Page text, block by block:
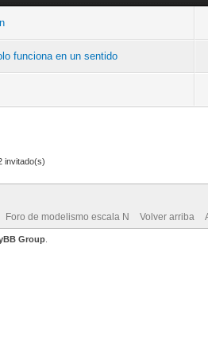
funciona en un sentido
invitado(s)
Foro de modelismo escala N Volver arriba
Group